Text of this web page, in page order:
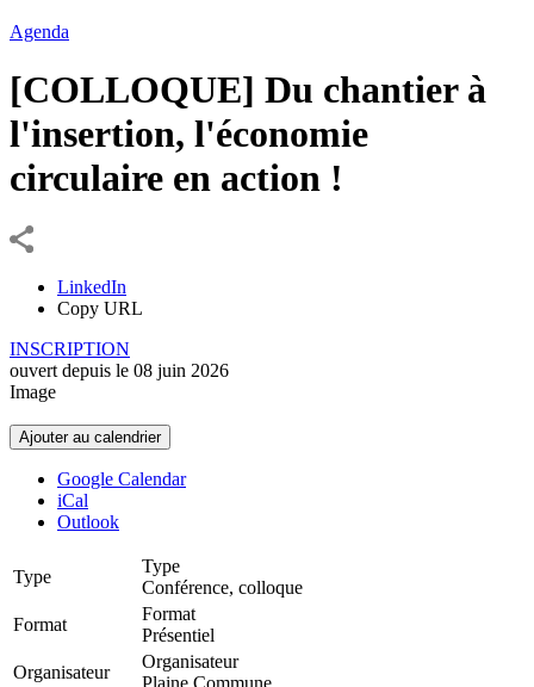
Agenda
[COLLOQUE] Du chantier à
l'insertion, l'économie
circulaire en action !
LinkedIn
Copy URL
INSCRIPTION
ouvert depuis le 08 juin 2026
Image
Ajouter au calendrier
Google Calendar
iCal
Outlook
Type
Type
Conférence, colloque
Format
Format
Présentiel
Organisateur
Organisateur